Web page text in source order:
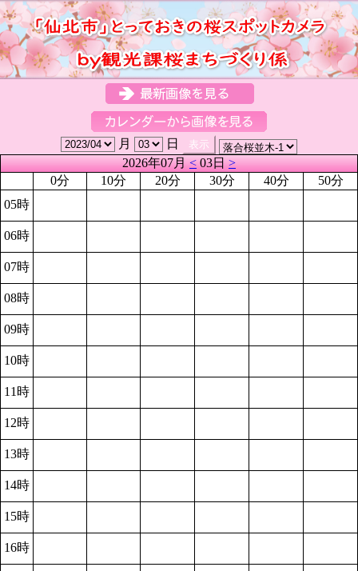
月
日
2026年07月<03日>
0分
10分 20分 30分 40分
50分
05時
06時
07時
08時
09時
10時
11時
12時
13時
14時
15時
16時